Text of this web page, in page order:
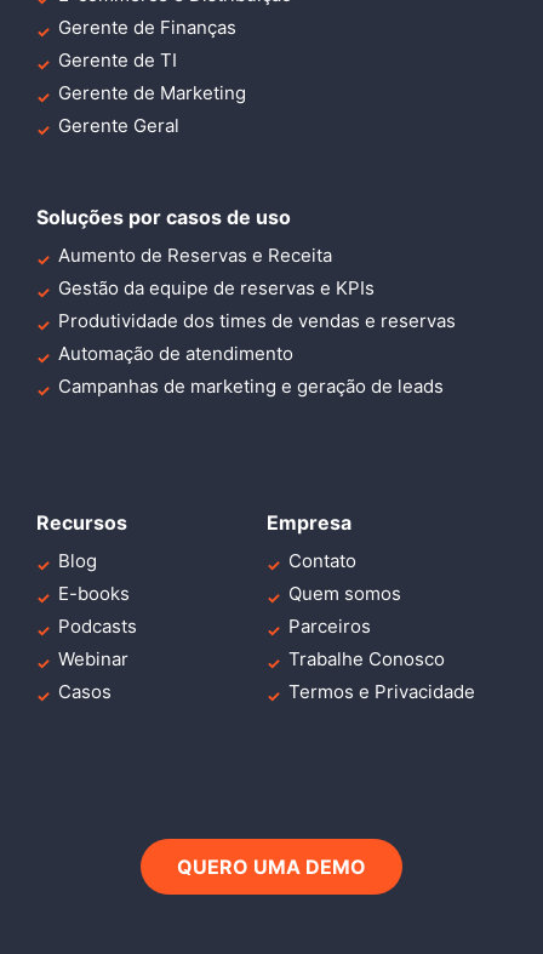
Gerente de Finanças
Gerente de TI
Gerente de Marketing
Gerente Geral
Soluções por casos de uso
Aumento de Reservas e Receita
Gestão da equipe de reservas e KPIs
Produtividade dos times de vendas e reservas
Automação de atendimento
Campanhas de marketing e geração de leads
Recursos
Blog
E-books
Podcasts
Webinar
Casos
Empresa
Contato
Quem somos
Parceiros
Trabalhe Conosco
Termos e Privacidade
QUERO UMA DEMO